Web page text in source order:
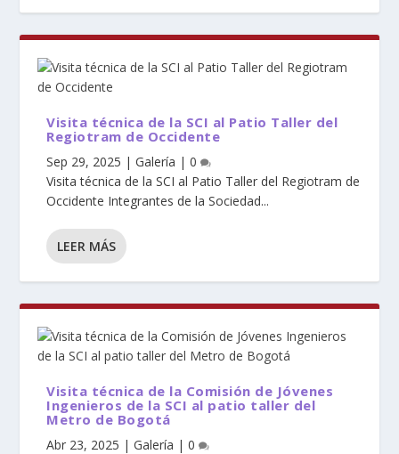
Visita técnica de la SCI al Patio Taller del
Regiotram de Occidente
Sep 29, 2025 |Galería |0
Visita técnica de la SCI al Patio Taller del Regiotram de
Occidente Integrantes de la Sociedad...
LEER MÁS
Visita técnica de la Comisión de Jóvenes
Ingenieros de la SCI al patio taller del
Metro de Bogotá
Abr 23, 2025 |Galería |0